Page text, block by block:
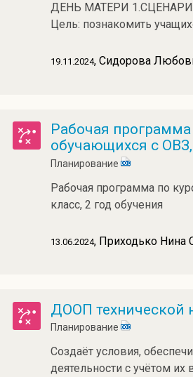
ДЕНЬ МАТЕРИ
Цель: познакомить
19.11.2024, Сидорова
Рабочая
обучающихся с ОВЗ,
Планирование
Рабочая программа по
класс, 2 год обучения
13.06.2024, Приходько Нина
ДООП технической
Планирование
Создаёт условия,
деятельности с учётом их